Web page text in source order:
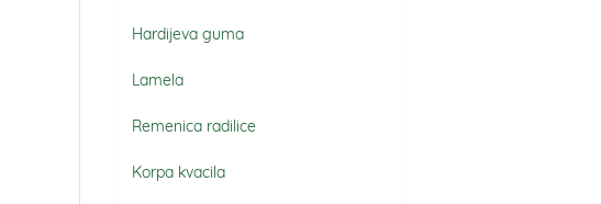
Hardijeva guma
Lamela
Remenica radilice
Korpa kvacila